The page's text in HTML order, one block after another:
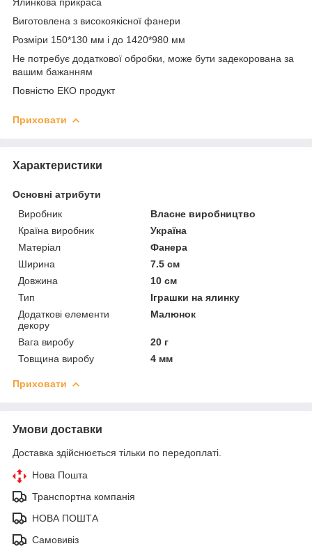
Виготовлена з високоякісної фанери
Розміри 150*130 мм і до 1420*980 мм
Не потребує додаткової обробки, може бути задекорована за
вашим бажанням
Повністю ЕКО продукт
Приховати
Характеристики
Основні атрибути
Виробник
Власне виробництво
Країна виробник
Україна
Матеріал
Фанера
Ширина
7.5 см
Довжина
10 см
Тип
Іграшки на ялинку
Додаткові елементи
декору
Малюнок
Вага виробу
20 г
Товщина виробу
4 мм
Приховати
Умови доставки
Доставка здійснюється тільки по передоплаті.
Нова Пошта
Транспортна компанія
НОВА ПОШТА
Самовивіз